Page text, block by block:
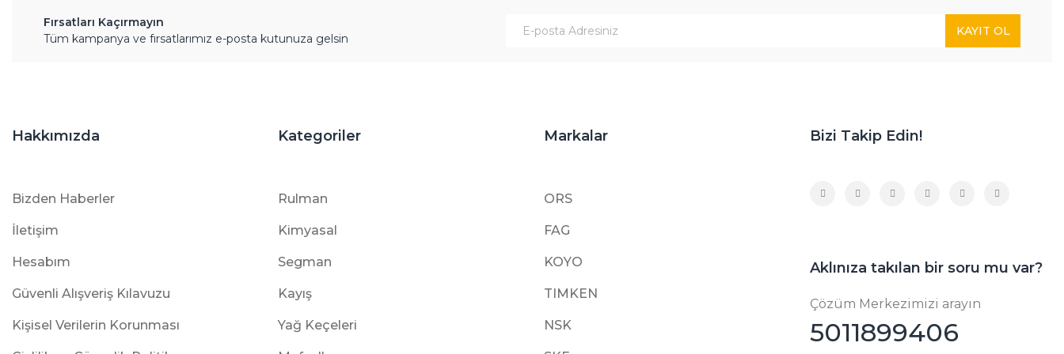
Fırsatları Kaçırmayın
Tüm kampanya ve fırsatlarımız e-posta kutunuza gelsin
KAYIT OL
Hakkımızda
Bizden Haberler
İletişim
Hesabım
Güvenli Alışveriş Kılavuzu
Kişisel Verilerin Korunması
Kategoriler
Rulman
Kimyasal
Segman
Kayış
Yağ Keçeleri
Markalar
ORS
FAG
KOYO
TIMKEN
NSK
Bizi Takip Edin!
Aklınıza takılan bir soru mu var?
Çözüm Merkezimizi arayın
5011899406